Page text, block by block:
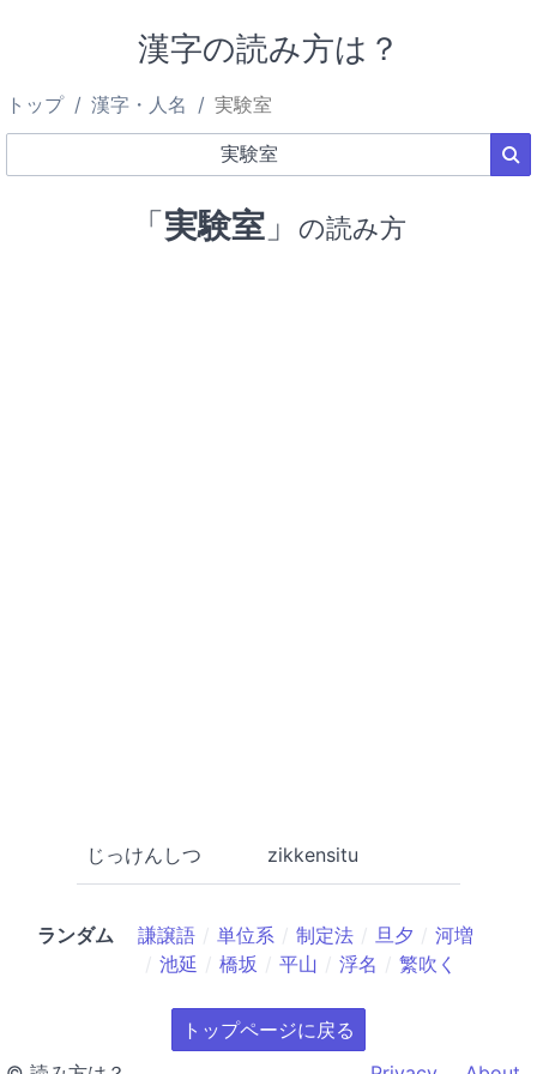
漢字の読み方は？
トップ 漢字・人名 実験室
「実験室 」 の読み方
じっけんしつ zikkensitu
ランダム 謙譲語 単位系 制定法 旦夕
河増
池延
橋坂 平山 浮名 繁吹く
トップページに戻る